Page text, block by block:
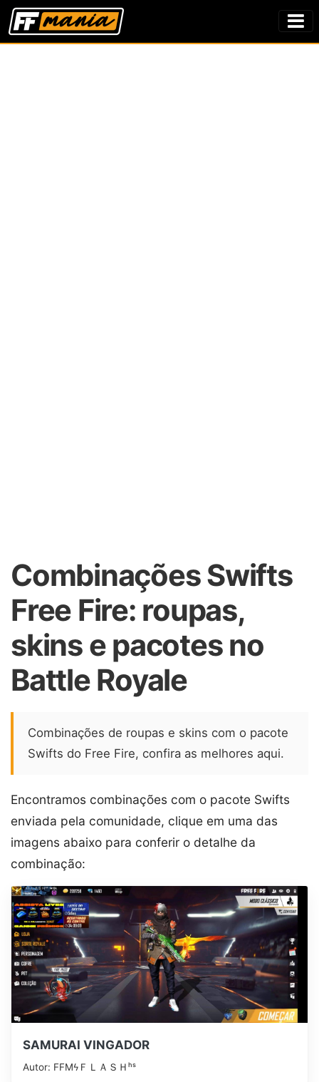
Combinações Swifts
Free Fire: roupas,
skins e pacotes no
Battle Royale
Combinações de roupas e skins com o pacote
Swifts do Free Fire, confira as melhores aqui.
Encontramos combinações com o pacote Swifts
enviada pela comunidade, clique em uma das
imagens abaixo para conferir o detalhe da
combinação:
SAMURAI VINGADOR
Autor: FFMㅤϟＦＬＡＳＨʰˢ